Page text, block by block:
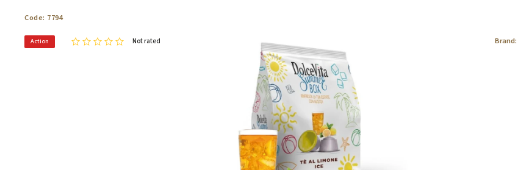
Code: 7794
Action Not rated Brand: